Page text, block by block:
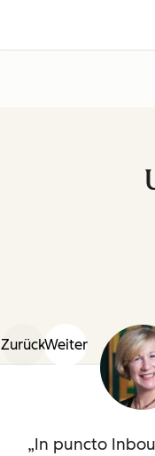
ZurückWeiter
In puncto